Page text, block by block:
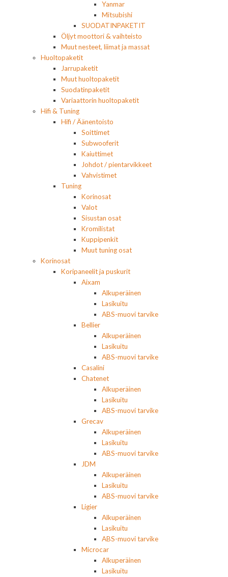
Yanmar
Mitsubishi
SUODATINPAKETIT
Öljyt moottori & vaihteisto
Muut nesteet, liimat ja massat
Huoltopaketit
Jarrupaketit
Muut huoltopaketit
Suodatinpaketit
Variaattorin huoltopaketit
Hifi & Tuning
Hifi / Äänentoisto
Soittimet
Subwooferit
Kaiuttimet
Johdot / pientarvikkeet
Vahvistimet
Tuning
Korinosat
Valot
Sisustan osat
Kromilistat
Kuppipenkit
Muut tuning osat
Korinosat
Koripaneelit ja puskurit
Aixam
Alkuperäinen
Lasikuitu
ABS-muovi tarvike
Bellier
Alkuperäinen
Lasikuitu
ABS-muovi tarvike
Casalini
Chatenet
Alkuperäinen
Lasikuitu
ABS-muovi tarvike
Grecav
Alkuperäinen
Lasikuitu
ABS-muovi tarvike
JDM
Alkuperäinen
Lasikuitu
ABS-muovi tarvike
Ligier
Alkuperäinen
Lasikuitu
ABS-muovi tarvike
Microcar
Alkuperäinen
Lasikuitu